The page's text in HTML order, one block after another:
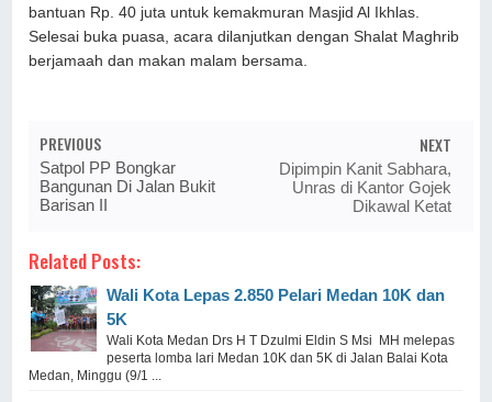
bantuan Rp. 40 juta untuk kemakmuran Masjid Al Ikhlas.
Selesai buka puasa, acara dilanjutkan dengan Shalat Maghrib
berjamaah dan makan malam bersama.
PREVIOUS
Satpol PP Bongkar
Bangunan Di Jalan Bukit
Barisan II
NEXT
Dipimpin Kanit Sabhara,
Unras di Kantor Gojek
Dikawal Ketat
Related Posts:
Wali Kota Lepas 2.850 Pelari Medan 10K dan
5K
Wali Kota Medan Drs H T Dzulmi Eldin S Msi MH melepas
peserta lomba lari Medan 10K dan 5K di Jalan Balai Kota
Medan, Minggu (9/1 ...